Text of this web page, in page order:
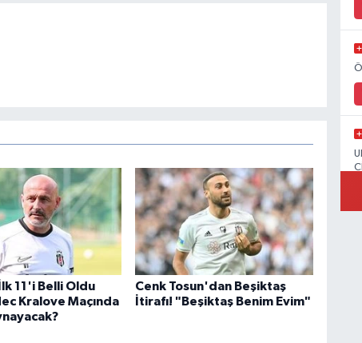
11'i Belli Oldu
Kralove Maçında
Cenk Tosun'dan Beşiktaş
İtirafı! "Beşiktaş Benim Evim"